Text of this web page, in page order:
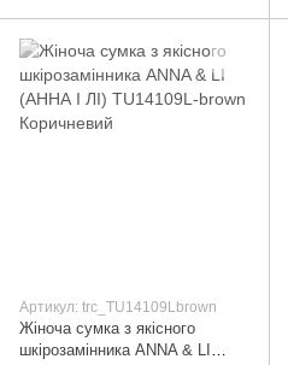
Артикул: trc_TU14109Lbrown
Жіноча сумка з якісного
шкірозамінника ANNA & LI